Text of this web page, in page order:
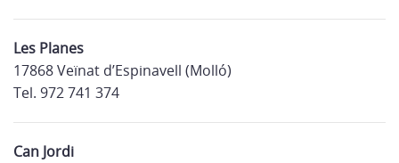
Les Planes
17868 Veïnat d’Espinavell (Molló)
Tel. 972 741 374
Can Jordi